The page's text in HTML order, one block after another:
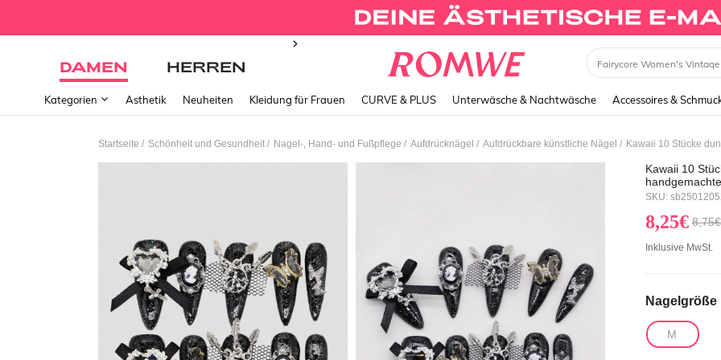
DAMEN HERREN
Kategorien Ästhetik Neuheiten Kleidung für Frauen CURVE & PLUS Unterwäsche & Nachtwäsche Accessoires &
Startseite / Schönheit und Gesundheit / Nagel-, Hand- und Fußpflege / Aufdrücknägel / Aufdrückbare künstliche Nägel /
Kawaii 10
doppelseitiges
Festivals,
SKU:
8,25€ 8,75€
Inklusive MwSt.
Nagelgröße
M